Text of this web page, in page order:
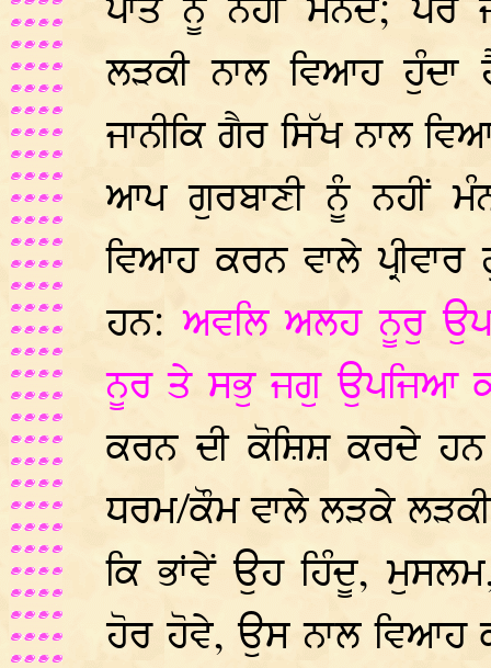
ਪਾਤ ਨੂੰ ਨਹੀਂ ਮੰਨਦੇ;
ਲੜਕੀ ਨਾਲ ਵਿਆਹ
ਜਾਨੀਕਿ ਗੈਰ ਸਿੱਖ ਨਾਲ
ਆਪ ਗੁਰਬਾਣੀ ਨੂੰ ਨਹੀਂ
ਵਿਆਹ ਕਰਨ ਵਾਲੇ
ਹਨ:ਅਵਲਿ ਅਲਹ ਨੂਰੁ
ਨੂਰ ਤੇ ਸਭੁ ਜਗੁ ਉਪਜਿਆ
ਕਰਨ ਦੀ ਕੋਸ਼ਿਸ਼ ਕਰਦੇ
ਧਰਮ/ਕੌਮ ਵਾਲੇ ਲੜਕੇ
ਕਿ ਭਾਂਵੇਂ ਉਹ ਹਿੰਦੂ,
ਹੋਰ ਹੋਵੇ, ਉਸ ਨਾਲ ਵਿਆਹ